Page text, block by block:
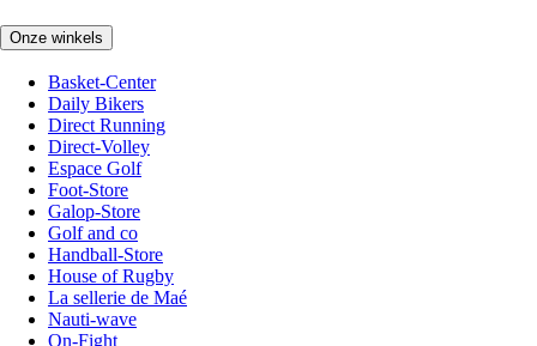
Onze winkels
Basket-Center
Daily Bikers
Direct Running
Direct-Volley
Espace Golf
Foot-Store
Galop-Store
Golf and co
Handball-Store
House of Rugby
La sellerie de Maé
Nauti-wave
On-Fight